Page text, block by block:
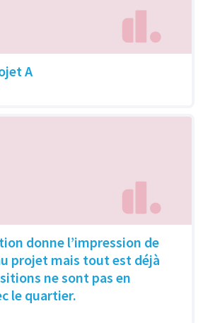
A
donne l’impression de
projet mais tout est déjà
ne sont pas en
le quartier.